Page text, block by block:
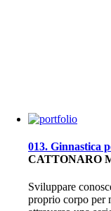
013. Ginnastica
CATTONARO
Sviluppare
proprio corpo per